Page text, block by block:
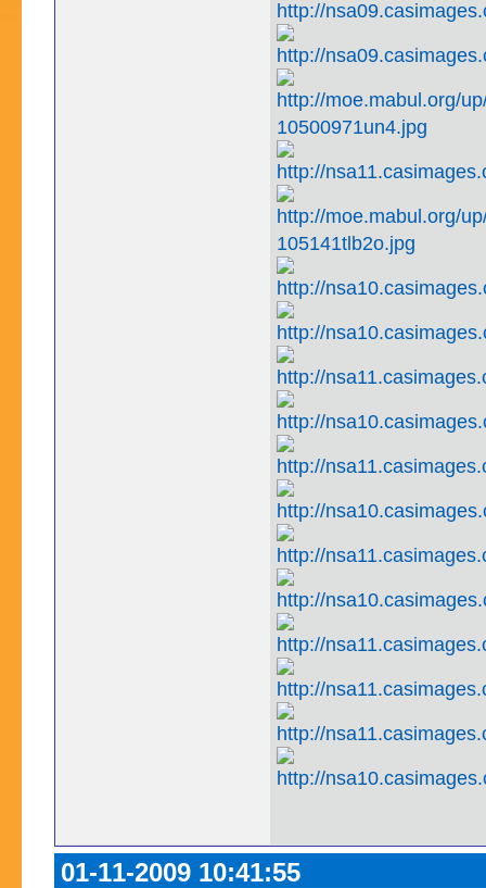
01-11-2009 10:41:55